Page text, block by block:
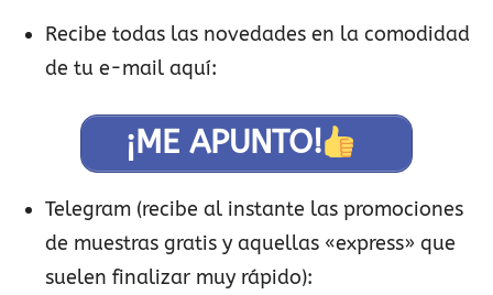
Recibe todas las novedades en la comodidad
de tu e-mail aquí:
¡ME APUNTO!
Telegram (recibe al instante las promociones
de muestras gratis y aquellas «express» que
suelen finalizar muy rápido):